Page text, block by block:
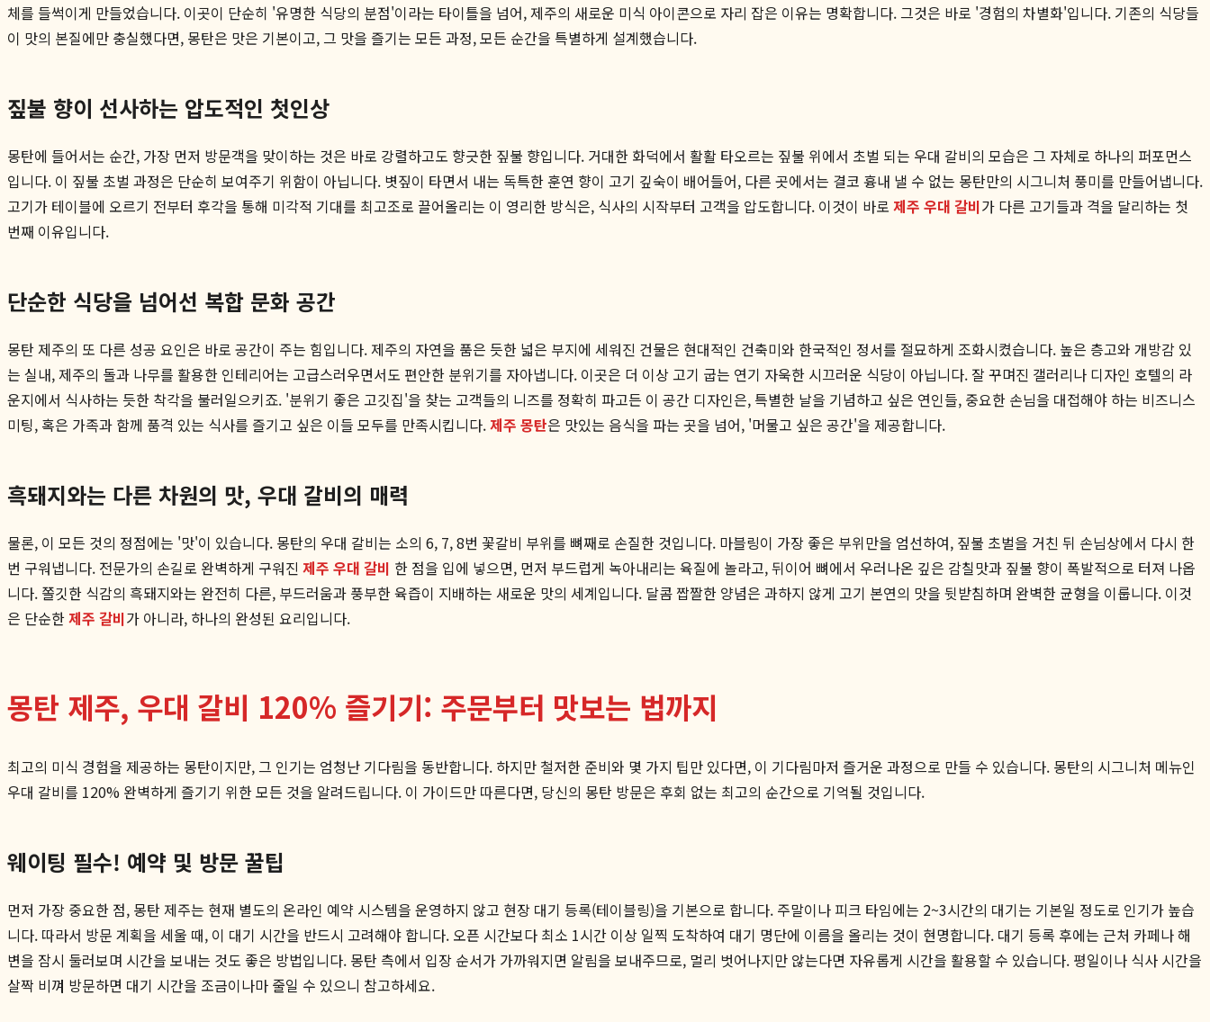
체를 들썩이게 만들었습니다. 이곳이 단순히 '유명한 식당의 분점'이라는 타이틀을 넘어, 제주의 새로운 미식 아이콘으로 자리 잡은 이유는 명확합니다. 그것은 바로 '경험의 차별화'입니다. 기존의 식당들
이 맛의 본질에만 충실했다면, 몽탄은 맛은 기본이고, 그 맛을 즐기는 모든 과정, 모든 순간을 특별하게 설계했습니다.
짚불 향이 선사하는 압도적인 첫인상
몽탄에 들어서는 순간, 가장 먼저 방문객을 맞이하는 것은 바로 강렬하고도 향긋한 짚불 향입니다. 거대한 화덕에서 활활 타오르는 짚불 위에서 초벌 되는 우대 갈비의 모습은 그 자체로 하나의 퍼포먼스
입니다. 이 짚불 초벌 과정은 단순히 보여주기 위함이 아닙니다. 볏짚이 타면서 내는 독특한 훈연 향이 고기 깊숙이 배어들어, 다른 곳에서는 결코 흉내 낼 수 없는 몽탄만의 시그니처 풍미를 만들어냅니다.
고기가 테이블에 오르기 전부터 후각을 통해 미각적 기대를 최고조로 끌어올리는 이 영리한 방식은, 식사의 시작부터 고객을 압도합니다. 이것이 바로 제주 우대 갈비가 다른 고기들과 격을 달리하는 첫
번째 이유입니다.
단순한 식당을 넘어선 복합 문화 공간
몽탄 제주의 또 다른 성공 요인은 바로 공간이 주는 힘입니다. 제주의 자연을 품은 듯한 넓은 부지에 세워진 건물은 현대적인 건축미와 한국적인 정서를 절묘하게 조화시켰습니다. 높은 층고와 개방감 있
는 실내, 제주의 돌과 나무를 활용한 인테리어는 고급스러우면서도 편안한 분위기를 자아냅니다. 이곳은 더 이상 고기 굽는 연기 자욱한 시끄러운 식당이 아닙니다. 잘 꾸며진 갤러리나 디자인 호텔의 라
운지에서 식사하는 듯한 착각을 불러일으키죠. '분위기 좋은 고깃집'을 찾는 고객들의 니즈를 정확히 파고든 이 공간 디자인은, 특별한 날을 기념하고 싶은 연인들, 중요한 손님을 대접해야 하는 비즈니스
미팅, 혹은 가족과 함께 품격 있는 식사를 즐기고 싶은 이들 모두를 만족시킵니다.제주 몽탄은 맛있는 음식을 파는 곳을 넘어, '머물고 싶은 공간'을 제공합니다.
흑돼지와는 다른 차원의 맛, 우대 갈비의 매력
물론, 이 모든 것의 정점에는 '맛'이 있습니다. 몽탄의 우대 갈비는 소의 6, 7, 8번 꽃갈비 부위를 뼈째로 손질한 것입니다. 마블링이 가장 좋은 부위만을 엄선하여, 짚불 초벌을 거친 뒤 손님상에서 다시 한
번 구워냅니다. 전문가의 손길로 완벽하게 구워진 제주 우대 갈비 한 점을 입에 넣으면, 먼저 부드럽게 녹아내리는 육질에 놀라고, 뒤이어 뼈에서 우러나온 깊은 감칠맛과 짚불 향이 폭발적으로 터져 나옵
니다. 쫄깃한 식감의 흑돼지와는 완전히 다른, 부드러움과 풍부한 육즙이 지배하는 새로운 맛의 세계입니다. 달콤 짭짤한 양념은 과하지 않게 고기 본연의 맛을 뒷받침하며 완벽한 균형을 이룹니다. 이것
은 단순한제주 갈비가 아니라, 하나의 완성된 요리입니다.
몽탄 제주, 우대 갈비 120% 즐기기: 주문부터 맛보는 법까지
최고의 미식 경험을 제공하는 몽탄이지만, 그 인기는 엄청난 기다림을 동반합니다. 하지만 철저한 준비와 몇 가지 팁만 있다면, 이 기다림마저 즐거운 과정으로 만들 수 있습니다. 몽탄의 시그니처 메뉴인
우대 갈비를 120% 완벽하게 즐기기 위한 모든 것을 알려드립니다. 이 가이드만 따른다면, 당신의 몽탄 방문은 후회 없는 최고의 순간으로 기억될 것입니다.
웨이팅 필수! 예약 및 방문 꿀팁
먼저 가장 중요한 점, 몽탄 제주는 현재 별도의 온라인 예약 시스템을 운영하지 않고 현장 대기 등록(테이블링)을 기본으로 합니다. 주말이나 피크 타임에는 2~3시간의 대기는 기본일 정도로 인기가 높습
니다. 따라서 방문 계획을 세울 때, 이 대기 시간을 반드시 고려해야 합니다. 오픈 시간보다 최소 1시간 이상 일찍 도착하여 대기 명단에 이름을 올리는 것이 현명합니다. 대기 등록 후에는 근처 카페나 해
변을 잠시 둘러보며 시간을 보내는 것도 좋은 방법입니다. 몽탄 측에서 입장 순서가 가까워지면 알림을 보내주므로, 멀리 벗어나지만 않는다면 자유롭게 시간을 활용할 수 있습니다. 평일이나 식사 시간을
살짝 비껴 방문하면 대기 시간을 조금이나마 줄일 수 있으니 참고하세요.